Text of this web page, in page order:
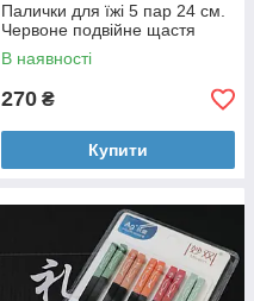
Палички для їжі 5 пар 24 см.
Червоне подвійне щастя
В наявності
270 ₴
Купити